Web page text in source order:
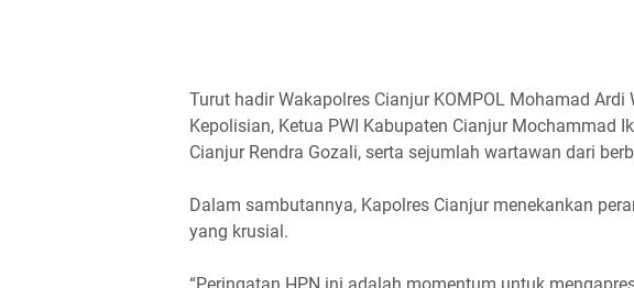
Turut hadir Wakapolres Cianjur KOMPOL Mohamad Ardi
Kepolisian, Ketua PWI Kabupaten Cianjur Mochammad
Cianjur Rendra Gozali, serta sejumlah wartawan dari
Dalam sambutannya, Kapolres Cianjur menekankan
yang krusial.
“Peringatan HPN ini adalah momentum untuk